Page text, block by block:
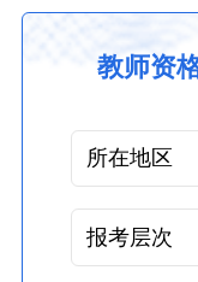
教师资